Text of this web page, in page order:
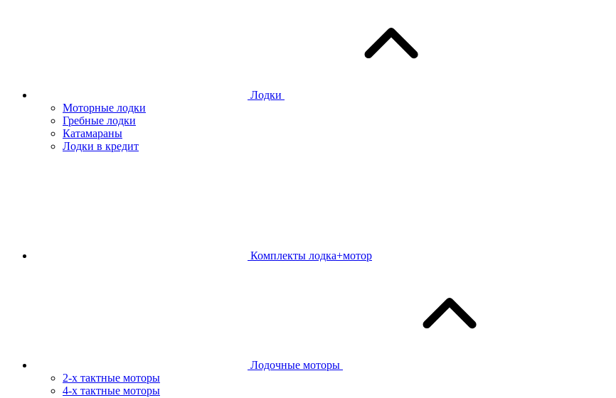
Лодки
Моторные лодки
Гребные лодки
Катамараны
Лодки в кредит
Комплекты лодка+мотор
Лодочные моторы
2-х тактные моторы
4-х тактные моторы